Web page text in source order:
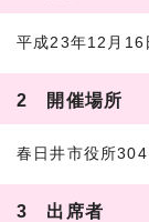
平成23年12月16
2 開催場所
春日井市役所
3 出席者